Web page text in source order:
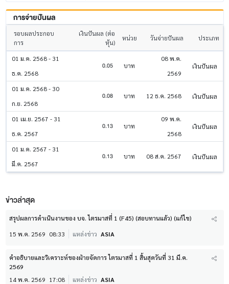
การจ่ายปันผล
รอบผลประกอบ
การ
เงินปันผล (ต่อ
หุ้น)
หน่วย วันจ่ายปันผล ประเภท
01 ม.ค. 2568 - 31
ธ.ค. 2568
0.05 บาท
08 พ.ค.
2569
เงินปันผล
01 ม.ค. 2568 - 30
ก.ย. 2568
0.08 บาท 12 ธ.ค. 2568 เงินปันผล
01 เม.ย. 2567 - 31
ธ.ค. 2567
0.13 บาท
09 พ.ค.
2568
เงินปันผล
01 ม.ค. 2567 - 31
มี.ค. 2567
0.13 บาท 08 ส.ค. 2567 เงินปันผล
ข่าวล่าสุด
สรุปผลการดำเนินงานของ บจ. ไตรมาสที่ 1 (F45) (สอบทานแล้ว) (แก้ไข)
15 พ.ค. 2569 08:33 แหล่งข่าว ASIA
คำอธิบายและวิเคราะห์ของฝ่ายจัดการ ไตรมาสที่ 1 สิ้นสุดวันที่ 31 มี.ค.
2569
14 พ.ค. 2569 17:08 แหล่งข่าว ASIA